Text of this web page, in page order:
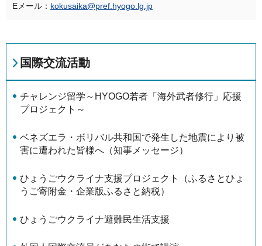
Eメール： kokusaika@pref.hyogo.lg.jp
国際交流活動
チャレンジ留学～HYOGO若者「海外武者修行」応援
プロジェクト～
ベネズエラ・ボリバル共和国で発生した地震により被
害に遭われた皆様へ（知事メッセージ）
ひょうごウクライナ支援プロジェクト（ふるさとひょ
うご寄附金・企業版ふるさと納税）
ひょうごウクライナ避難民生活支援